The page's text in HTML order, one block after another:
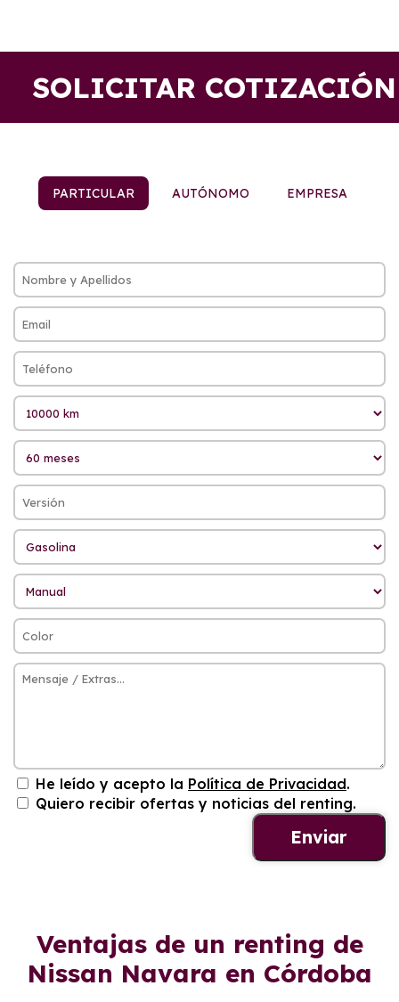
SOLICITAR COTIZACIÓN
PARTICULAR AUTÓNOMO EMPRESA
He leído y acepto la Política de Privacidad.
Quiero recibir ofertas y noticias del renting.
Ventajas de un renting de
Nissan Navara en Córdoba